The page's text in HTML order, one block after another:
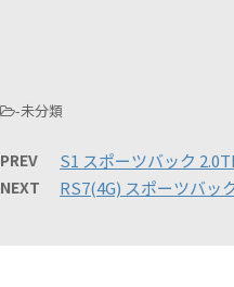
-未分類
PREV S1 スポーツバック
NEXT RS7(4G) スポーツバッ